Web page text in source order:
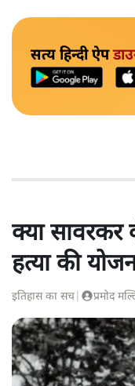
सत्य हिन्दी ऐप
क्या सावरकर
हत्या की
इतिहास का सच प्रमोद